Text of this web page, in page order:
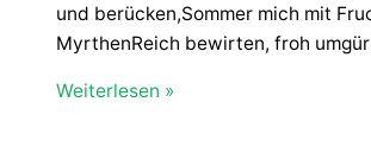
und berücken,Sommer mich mit
MyrthenReich bewirten, froh
Weiterlesen »